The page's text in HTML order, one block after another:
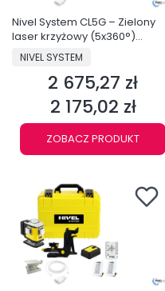
Nivel System CL5G – Zielony
laser krzyżowy (5x360°)
Bluetooth
PRODUCENT
NIVEL SYSTEM
Cena
2 675,27 zł
Cena
2 175,02 zł
ZOBACZ PRODUKT